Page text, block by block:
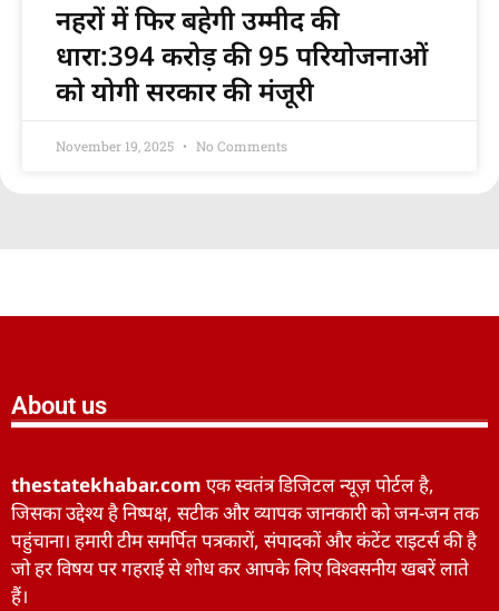
नहरों में फिर बहेगी उम्मीद की
धारा:394 करोड़ की 95 परियोजनाओं
को योगी सरकार की मंजूरी
November 19, 2025 No Comments
About us
thestatekhabar.com एक स्वतंत्र डिजिटल न्यूज़ पोर्टल है,
जिसका उद्देश्य है निष्पक्ष, सटीक और व्यापक जानकारी को जन-जन तक
पहुंचाना। हमारी टीम समर्पित पत्रकारों, संपादकों और कंटेंट राइटर्स की है
जो हर विषय पर गहराई से शोध कर आपके लिए विश्वसनीय खबरें लाते
हैं।